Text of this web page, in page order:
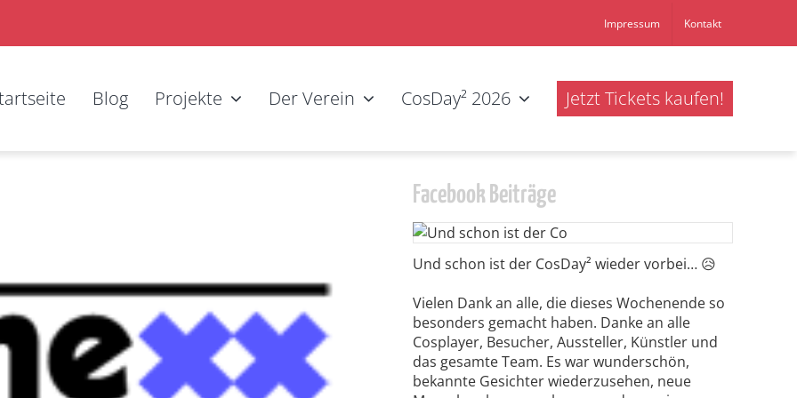
Impressum Kontakt
Blog Projekte Der Verein CosDay² 2026 Jetzt Tickets kaufen!
Facebook Beiträge
Und schon ist der CosDay² wieder vorbei… 😥
Vielen Dank an alle, die dieses Wochenende so
besonders gemacht haben. Danke an alle
Cosplayer, Besucher, Aussteller, Künstler und
das gesamte Team. Es war wunderschön,
bekannte Gesichter wiederzusehen, neue